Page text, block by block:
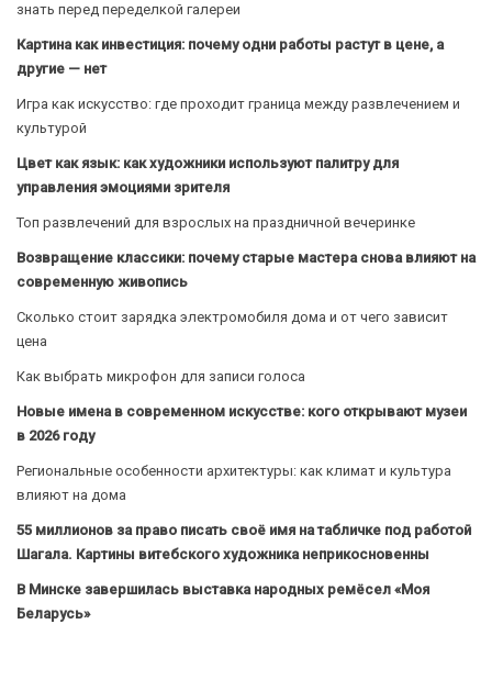
знать перед переделкой галереи
Картина как инвестиция: почему одни работы растут в цене, а
другие — нет
Игра как искусство: где проходит граница между развлечением и
культурой
Цвет как язык: как художники используют палитру для
управления эмоциями зрителя
Топ развлечений для взрослых на праздничной вечеринке
Возвращение классики: почему старые мастера снова влияют на
современную живопись
Сколько стоит зарядка электромобиля дома и от чего зависит
цена
Как выбрать микрофон для записи голоса
Новые имена в современном искусстве: кого открывают музеи
в 2026 году
Региональные особенности архитектуры: как климат и культура
влияют на дома
55 миллионов за право писать своё имя на табличке под работой
Шагала. Картины витебского художника неприкосновенны
В Минске завершилась выставка народных ремёсел «Моя
Беларусь»